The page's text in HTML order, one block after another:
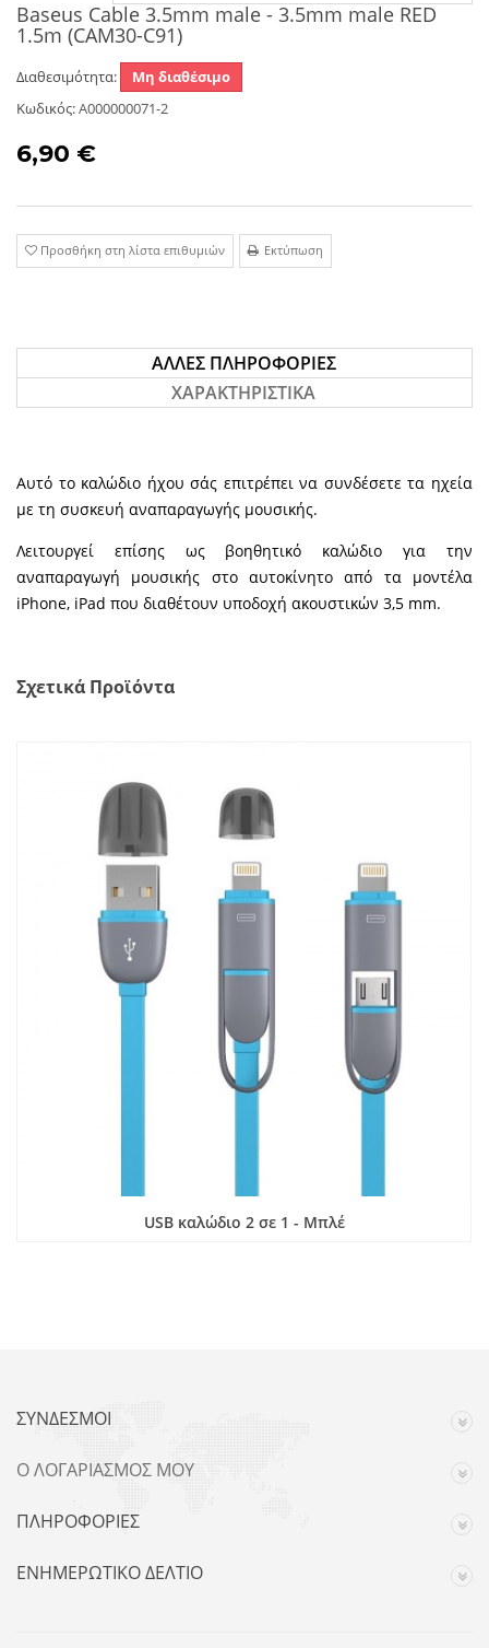
Baseus Cable 3.5mm male - 3.5mm male RED
1.5m (CAM30-C91)
Διαθεσιμότητα:
Μη διαθέσιμο
Κωδικός:A000000071-2
6,90 €
Προσθήκη στη λίστα επιθυμιών Εκτύπωση
ΆΛΛΕΣ ΠΛΗΡΟΦΟΡΊΕΣ
ΧΑΡΑΚΤΗΡΙΣΤΙΚΆ
Αυτό το καλώδιο ήχου σάς επιτρέπει να συνδέσετε τα ηχεία
με τη συσκευή αναπαραγωγής μουσικής.
Λειτουργεί επίσης ως βοηθητικό καλώδιο για την
αναπαραγωγή μουσικής στο αυτοκίνητο από τα μοντέλα
iPhone, iPad που διαθέτουν υποδοχή ακουστικών 3,5 mm.
Σχετικά Προϊόντα
USB καλώδιο 2 σε 1 - Μπλέ
ΣΎΝΔΕΣΜΟΙ
Ο ΛΟΓΑΡΙΑΣΜΌΣ ΜΟΥ
ΠΛΗΡΟΦΟΡΊΕΣ
ΕΝΗΜΕΡΩΤΙΚΌ ΔΕΛΤΊΟ